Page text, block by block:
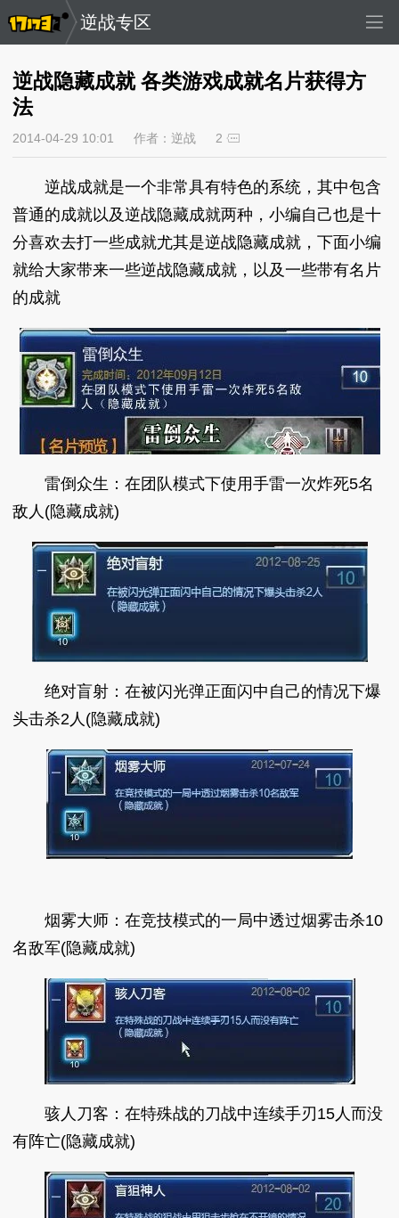
逆战专区
逆战隐藏成就 各类游戏成就名片获得方
法
2014-04-29 10:01 作者：逆战 2
逆战成就是一个非常具有特色的系统，其中包含
普通的成就以及逆战隐藏成就两种，小编自己也是十
分喜欢去打一些成就尤其是逆战隐藏成就，下面小编
就给大家带来一些逆战隐藏成就，以及一些带有名片
的成就
雷倒众生：在团队模式下使用手雷一次炸死5名
敌人(隐藏成就)
绝对盲射：在被闪光弹正面闪中自己的情况下爆
头击杀2人(隐藏成就)
烟雾大师：在竞技模式的一局中透过烟雾击杀10
名敌军(隐藏成就)
骇人刀客：在特殊战的刀战中连续手刃15人而没
有阵亡(隐藏成就)